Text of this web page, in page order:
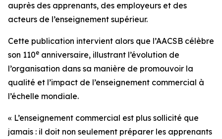
auprès des apprenants, des employeurs et des
acteurs de l’enseignement supérieur.
Cette publication intervient alors que l’AACSB célèbre
son 110e anniversaire, illustrant l’évolution de
l’organisation dans sa manière de promouvoir la
qualité et l’impact de l’enseignement commercial à
l’échelle mondiale.
« L’enseignement commercial est plus sollicité que
jamais : il doit non seulement préparer les apprenants